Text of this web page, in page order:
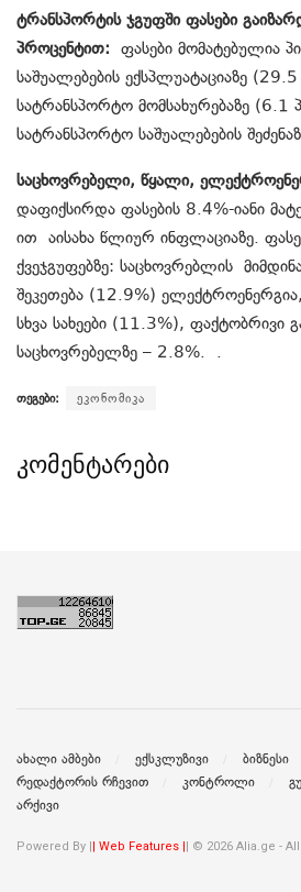
ტრანსპორტის ჯგუფში ფასები
პროცენტით: ფასები მომატებულია
საშუალებების ექსპლუატაციაზე
სატრანსპორტო მომსახურებაზე (6.1
სატრანსპორტო საშუალებების
საცხოვრებელი, წყალი,
დაფიქსირდა ფასების 8.4%-იანი
ით აისახა წლიურ ინფლაციაზე.
ქვეჯგუფებზე: საცხოვრებლის
შეკეთება (12.9%)
სხვა სახეები (11.3%), ფაქტობრივი
საცხოვრებელზე – 2.8%. .
თეგები: ეკონომიკა
კომენტარები
ახალი ამბები ექსკლუზივი
ბიზნესი
რედაქტორის რჩევით
კონტროლი
არქივი
Powered By | | Web Features | | © 2026 Alia.ge -